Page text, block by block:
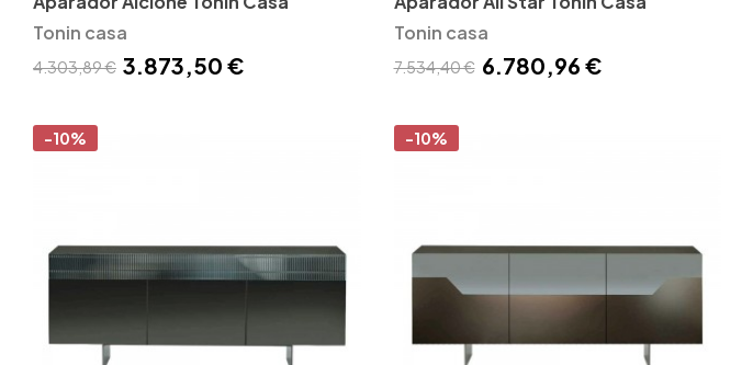
Tonin casa
4.303,89 € 3.873,50 €
Tonin casa
7.534,40 € 6.780,96 €
-10% -10%